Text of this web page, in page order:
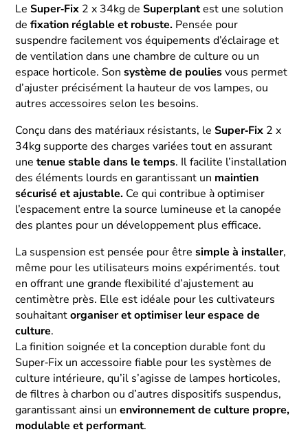
LeSuper‑Fix 2 x 34kg deSuperplantest une solution
defixation réglable et robuste. Pensée pour
suspendre facilement vos équipements d’éclairage et
de ventilation dans une chambre de culture ou un
espace horticole. Sonsystème de pouliesvous permet
d’ajuster précisément la hauteur de vos lampes, ou
autres accessoires selon les besoins.
Conçu dans des matériaux résistants, leSuper‑Fix 2 x
34kg supporte des charges variées tout en assurant
unetenue stable dans le temps. Il facilite l’installation
des éléments lourds en garantissant un maintien
sécurisé et ajustable. Ce qui contribue à optimiser
l’espacement entre la source lumineuse et la canopée
des plantes pour un développement plus efficace.
La suspension est pensée pour êtresimple à installer,
même pour les utilisateurs moins expérimentés. tout
en offrant une grande flexibilité d’ajustement au
centimètre près. Elle est idéale pour les cultivateurs
souhaitantorganiser et optimiser leur espace de
culture.
La finition soignée et la conception durable font du
Super‑Fix un accessoire fiable pour les systèmes de
culture intérieure, qu’il s’agisse de lampes horticoles,
de filtres à charbon ou d’autres dispositifs suspendus,
garantissant ainsi unenvironnement de culture propre,
modulable et performant.